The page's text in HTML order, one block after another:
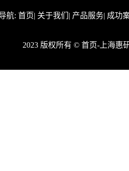
航: 首页| 关于我们 | 产品服务| 成功
2023 版权所有 © 首页-上海